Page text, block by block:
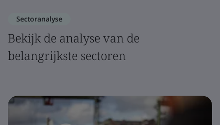
Sectoranalyse
Bekijk de analyse van de
belangrijkste sectoren